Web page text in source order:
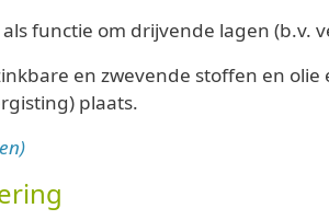
functie om drijvende lagen (b.v.
en zwevende stoffen en
plaats.